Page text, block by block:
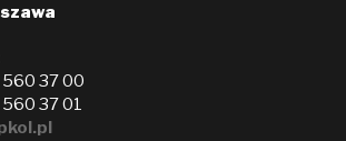
560 37 00
560 37 01